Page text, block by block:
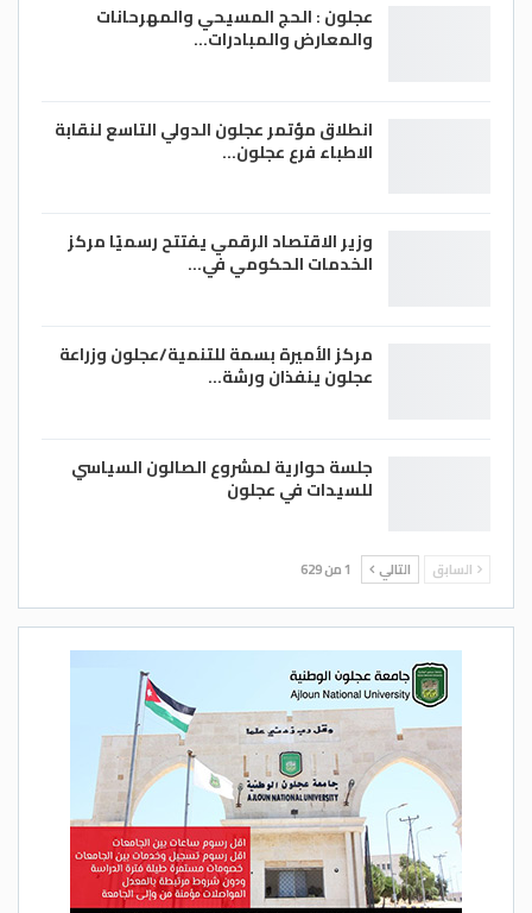
عجلون : الحج المسيحي والمهرحانات
والمعارض والمبادرات…
انطلاق مؤتمر عجلون الدولي التاسع لنقابة
الاطباء فرع عجلون…
وزير الاقتصاد الرقمي يفتتح رسميًا مركز
الخدمات الحكومي في…
مركز الأميرة بسمة للتنمية/عجلون وزراعة
عجلون ينفذان ورشة…
جلسة حوارية لمشروع الصالون السياسي
للسيدات في عجلون
السابق التالي 1 من 629